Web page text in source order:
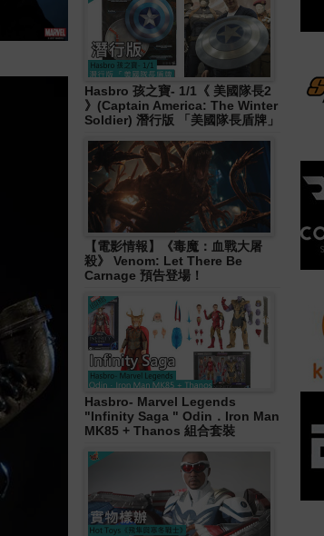
Hasbro 孩之寶- 1/1《 美國隊長2
》(Captain America: The Winter
Soldier) 潛行版 「美國隊長盾牌」
【電影情報】《毒魔：血戰大屠
殺》 Venom: Let There Be
Carnage 預告登場！
Hasbro- Marvel Legends
"Infinity Saga " Odin．Iron Man
MK85 + Thanos 組合套裝